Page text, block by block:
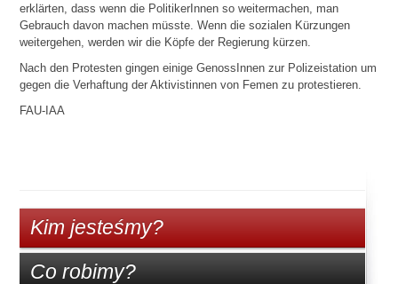
erklärten, dass wenn die PolitikerInnen so weitermachen, man
Gebrauch davon machen müsste. Wenn die sozialen Kürzungen
weitergehen, werden wir die Köpfe der Regierung kürzen.
Nach den Protesten gingen einige GenossInnen zur Polizeistation um
gegen die Verhaftung der Aktivistinnen von Femen zu protestieren.
FAU-IAA
Kim jesteśmy?
Co robimy?